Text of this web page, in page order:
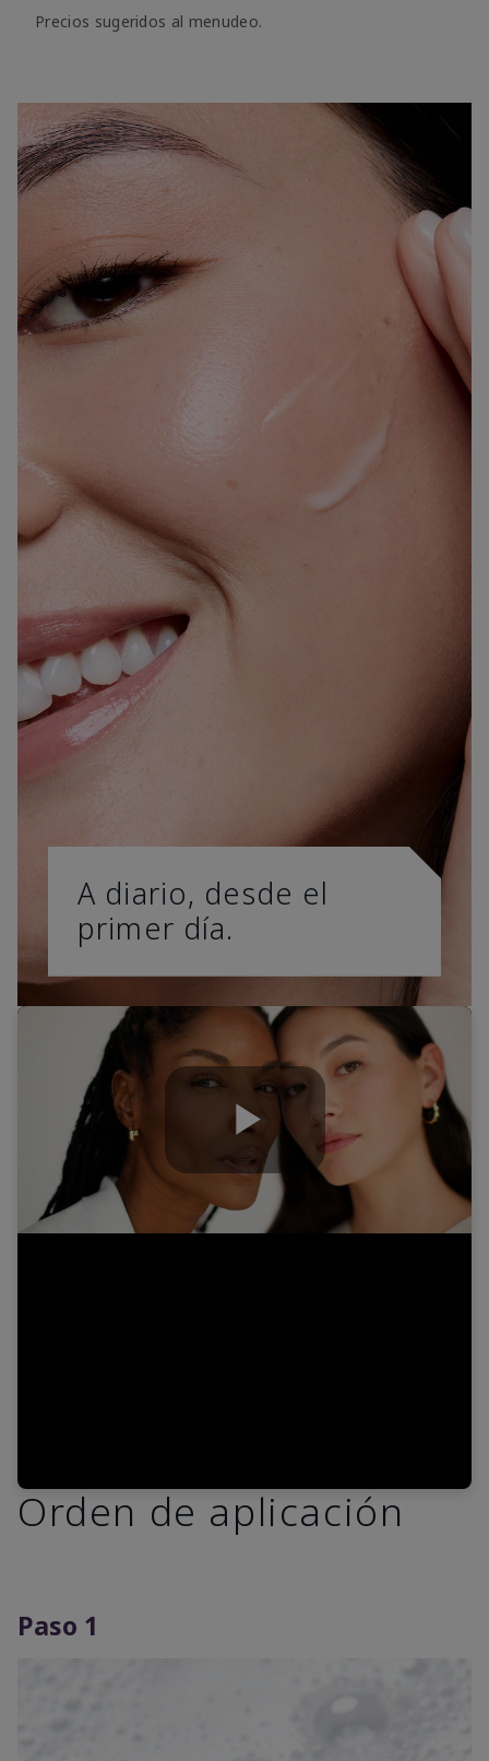
Precios sugeridos al menudeo.
A diario, desde el
primer día.
Play
Orden de aplicación
Paso 1